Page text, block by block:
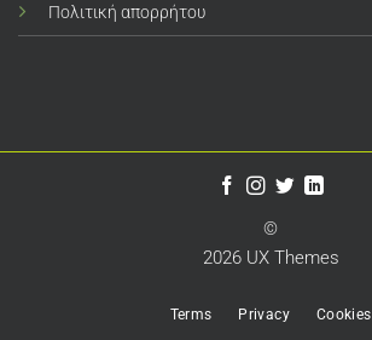
Πολιτική απορρήτου
©
2026 UX Themes
Terms Privacy Cookies